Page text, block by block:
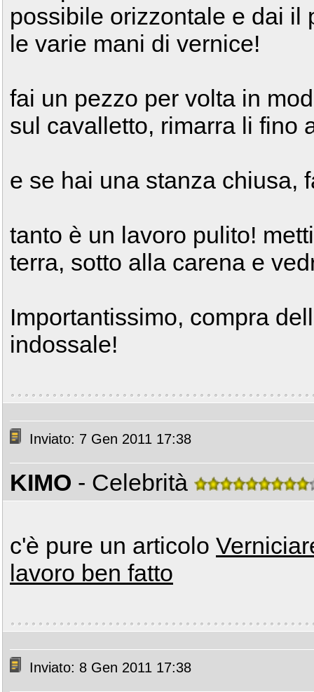
possibile orizzontale e dai il
le varie mani di vernice!
fai un pezzo per volta in
sul cavalletto, rimarra li fino
e se hai una stanza chiusa,
tanto è un lavoro pulito!
terra, sotto alla carena e
Importantissimo, compra
indossale!
Inviato: 7 Gen 2011 17:38
KIMO - Celebrità
c'è pure un articolo
lavoro ben fatto
Inviato: 8 Gen 2011 17:38